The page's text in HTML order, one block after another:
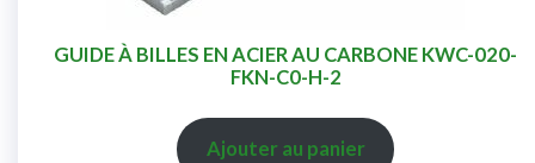
GUIDE À BILLES EN ACIER AU CARBONE KWC-020-
FKN-C0-H-2
Ajouter au panier